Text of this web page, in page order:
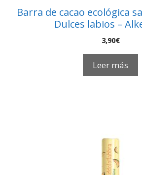
Barra de cacao ecológica
Dulces labios –
3,90€
Leer más